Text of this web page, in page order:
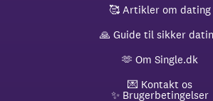
🥰 Artikler om dating
🙏 Guide til sikker
🫶 Om Single.dk
💌 Kontakt os
✨ Brugerbetingelser